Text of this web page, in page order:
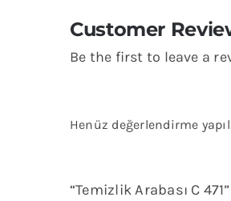
Customer
Be the first to leave a
Henüz değerlendirme
“Temizlik Arabası C